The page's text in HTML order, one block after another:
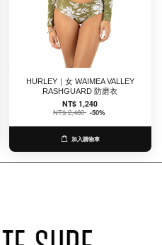
HURLEY｜女 WAIMEA VALLEY
RASHGUARD 防磨衣
NT$ 1,240
NT$ 2,480 -50%
加入購物車